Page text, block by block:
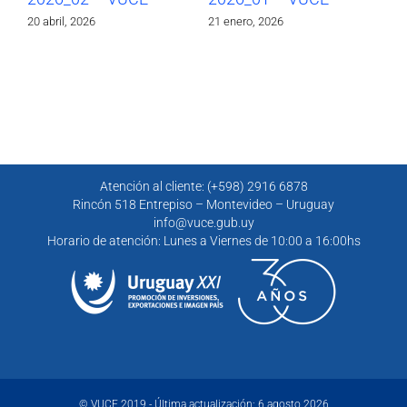
20 abril, 2026 21 enero, 2026
Atención al cliente: (+598) 2916 6878
Rincón 518 Entrepiso – Montevideo – Uruguay
info@vuce.gub.uy
Horario de atención: Lunes a Viernes de 10:00 a 16:00hs